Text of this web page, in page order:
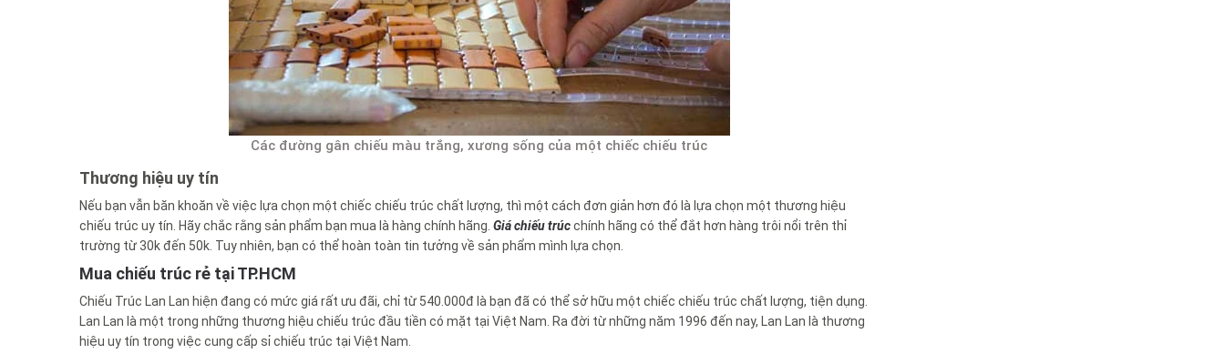
Các đường gân chiếu màu trắng, xương sống của một chiếc chiếu trúc
Thương hiệu uy tín
Nếu bạn vẫn băn khoăn về việc lựa chọn một chiếc chiếu trúc chất lượng, thì một cách đơn giản hơn đó là lựa chọn một thương hiệu
chiếu trúc uy tín. Hãy chắc rằng sản phẩm bạn mua là hàng chính hãng. Giá chiếu trúcchính hãng có thể đắt hơn hàng trôi nổi trên thỉ
trường từ 30k đến 50k. Tuy nhiên, bạn có thể hoàn toàn tin tưởng về sản phẩm mình lựa chọn.
Mua chiếu trúc rẻ tại TP.HCM
Chiếu Trúc Lan Lan hiện đang có mức giá rất ưu đãi, chỉ từ 540.000đ là bạn đã có thể sở hữu một chiếc chiếu trúc chất lượng, tiện dụng.
Lan Lan là một trong những thương hiệu chiếu trúc đầu tiền có mặt tại Việt Nam. Ra đời từ những năm 1996 đến nay, Lan Lan là thương
hiệu uy tín trong việc cung cấp sỉ chiếu trúc tại Việt Nam.